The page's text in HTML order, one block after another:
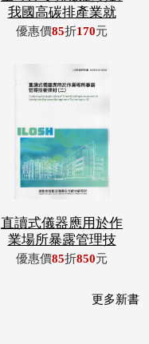
我國高碳排產業就
優惠價85折170元
直讀式儀器應用於作
業場所暴露管理技
優惠價85折850元
更多新書